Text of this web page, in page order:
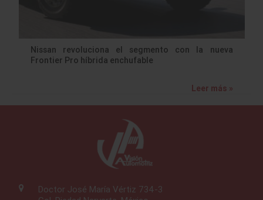
Nissan revoluciona el segmento con la nueva
Frontier Pro híbrida enchufable
Leer más »
Doctor José María Vértiz 734-3